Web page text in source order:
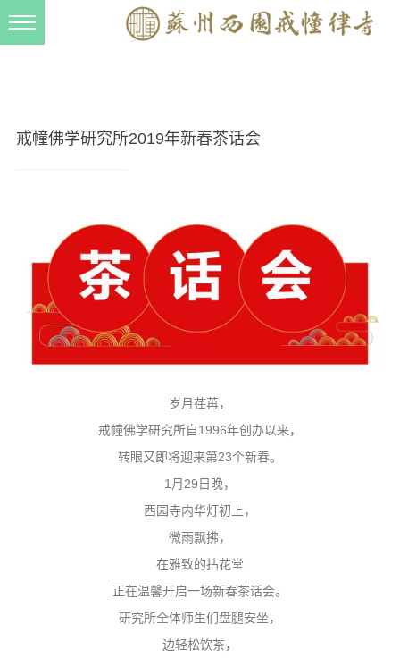
寺院管理
戒幢春秋
档案管理
道风建设
法音宣流
弘法书籍
助印功德
戒幢佛学研究所2019年新春茶话会
岁月荏苒，
戒幢佛学研究所自1996年创办以来，
转眼又即将迎来第23个新春。
1月29日晚，
西园寺内华灯初上，
微雨飘拂，
在雅致的拈花堂
正在温馨开启一场新春茶话会。
研究所全体师生们盘腿安坐，
边轻松饮茶，